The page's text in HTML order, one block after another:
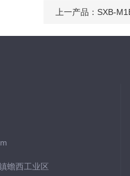
上一产品： SXB-
蟾西工业区